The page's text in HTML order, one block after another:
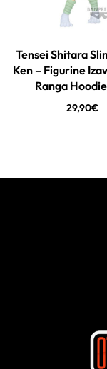
Tensei Shitara
Ken – Figurine
Ranga
29,90€